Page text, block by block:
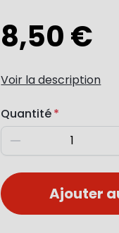
8,50 €
Voir la description
Quantité
Diminuer
Ajouter